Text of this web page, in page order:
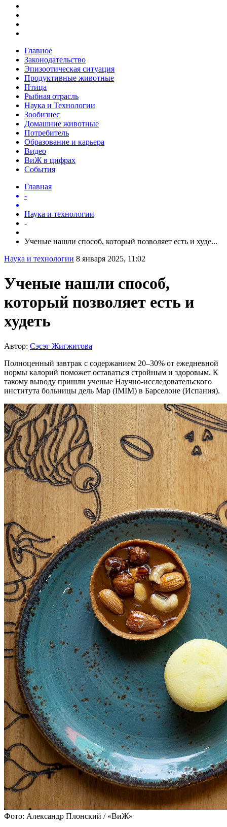
Главное
Законодательство
Эпизоотическая ситуация
Продуктивные животные
Птица
Рыбная отрасль
Наука и Технологии
Зообизнес
Домашние животные
Потребитель
Образование и карьера
Видео
ВиЖ в цифрах
События
Главная
-
Наука и технологии
-
Ученые нашли способ, который позволяет есть и худе...
Наука и технологии 8 января 2025, 11:02
Ученые нашли способ,
который позволяет есть и
худеть
Автор: Сэсэг Жигжитова
Полноценный завтрак с содержанием 20–30% от ежедневной
нормы калорий поможет оставаться стройным и здоровым. К
такому выводу пришли ученые Научно-исследовательского
института больницы дель Мар (IMIM) в Барселоне (Испания).
Фото: Александр Плонский / «ВиЖ»